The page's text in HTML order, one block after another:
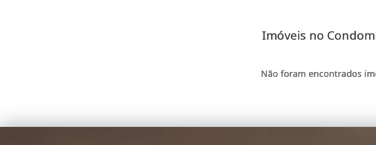
Imóveis no
Não foram encontrados